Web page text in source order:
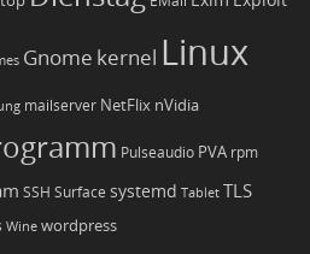
Gnome kernel Linux
mailserver NetFlix nVidia
Pulseaudio PVA rpm
SSH Surface systemd Tablet TLS
Wine wordpress